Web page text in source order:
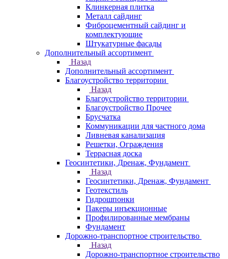
Клинкерная плитка
Металл сайдинг
Фиброцементный сайдинг и
комплектующие
Штукатурные фасады
Дополнительный ассортимент
Назад
Дополнительный ассортимент
Благоустройство территории
Назад
Благоустройство территории
Благоустройство Прочее
Брусчатка
Коммуникации для частного дома
Ливневая канализация
Решетки, Ограждения
Террасная доска
Геосинтетики, Дренаж, Фундамент
Назад
Геосинтетики, Дренаж, Фундамент
Геотекстиль
Гидрошпонки
Пакеры инъекционные
Профилированные мембраны
Фундамент
Дорожно-транспортное строительство
Назад
Дорожно-транспортное строительство